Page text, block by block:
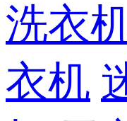
洗衣
衣机